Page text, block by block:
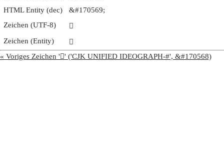
HTML Entity (dec)
&#170569;
Zeichen (UTF-8)
𩩉
Zeichen (Entity)
𩩉
« Voriges Zeichen '𩩈' ('CJK UNIFIED IDEOGRAPH-#', &#170568)